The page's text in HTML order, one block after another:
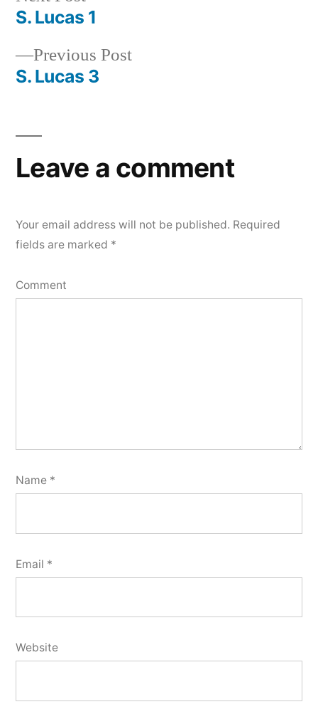
Post
navigation
Previous PostPrevious
S. Lucas 3
S. Lucas 1
Leave a comment
Your email address will not be published. Required
fields are marked *
Comment
Name *
Email *
Website